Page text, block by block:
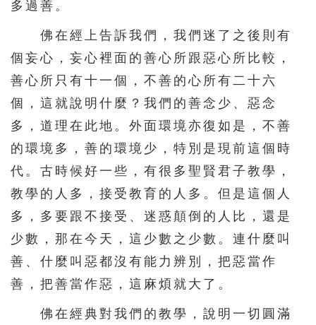
391
396 397 398 399 400
401 402 403 404 405
406 408 409 410
415
416 417 418 419 420
421 422 423 424 425
426 427 428 429 430
431 432 433 434 435
441 442 443 444
多過善。
佛在經上告訴我們，我們迷了之後則有
個妄心，妄心裡面的善心所跟惡心所比較，
善心所只有十一個，不善的心所有二十六
個，這就說明什麼？我們的善念少、惡念
多，道理在此地。外面環境亦復如是，不善
的環境多，善的環境少，特別是現前這個時
代。古時候好一些，有很多聖賢君子教學，
教學的人多，接受教育的人多。但是這個人
多，多要跟不接受、迷惑顛倒的人比，還是
少數，那在今天，這少數之少數。連什麼叫
善、什麼叫惡都沒有能力辨別，把惡當作
善，把善當作惡，這麻煩就大了。
佛在經典對我們的教學，說明一切圓滿